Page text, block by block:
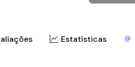
Estatísticas